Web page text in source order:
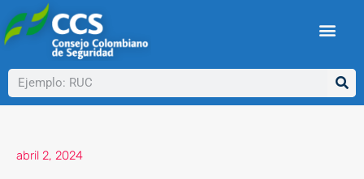
al
contenido
Buscar
abril 2, 2024